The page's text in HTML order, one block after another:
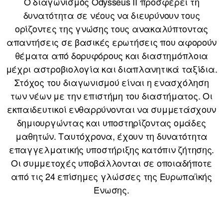
δυνατότητα σε νέους να διευρύνουν τους
ορίζοντες της γνώσης τους ανακαλύπτοντας
απαντήσεις σε βασικές ερωτήσεις που αφορούν
θέματα από δορυφόρους και διαστημόπλοια
μέχρι αστροβιολογία και διαπλανητικά ταξίδια.
Στόχος του διαγωνισμού είναι η ενασχόληση
των νέων με την επιστήμη του διαστήματος. Οι
εκπαιδευτικοί ενθαρρύνονται να συμμετάσχουν
δημιουργώντας και υποστηρίζοντας ομάδες
μαθητών. Ταυτόχρονα, έχουν τη δυνατότητα
επαγγελματικής υποστήριξης κατόπιν ζήτησης.
Οι συμμετοχές υποβάλλονται σε οποιαδήποτε
από τις 24 επίσημες γλώσσες της Ευρωπαϊκής
Ένωσης.